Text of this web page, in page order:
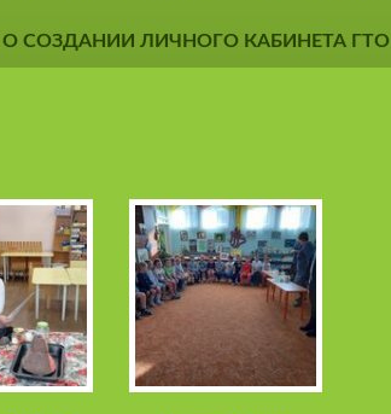
СОЗДАНИИ ЛИЧНОГО КАБИНЕТА ГТО